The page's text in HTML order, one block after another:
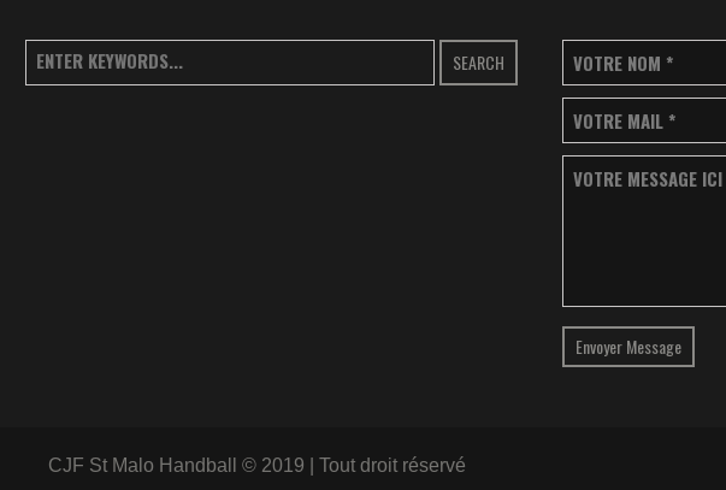
SEARCH VOTRE NOM *
VOTRE MAIL *
VOTRE MESSAGE ICI
Envoyer Message
CJF St Malo Handball © 2019 | Tout droit réservé